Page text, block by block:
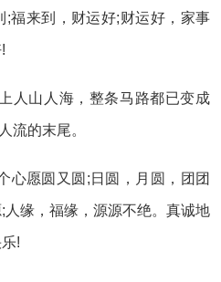
;福来到，财运好;财运好，家事
人山人海，整条马路都已变成
流的末尾。
心愿圆又圆;日圆，月圆，团团
人缘，福缘，源源不绝。真诚地
!